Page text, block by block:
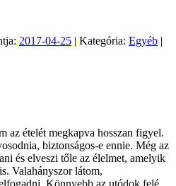
2017-04-25 | Kategória: Egyéb |
az ételét megkapva hosszan figyel.
biztonságos-e ennie. Még az
és elveszi tőle az élelmet, amelyik
Valahányszor látom,
Könnyebb az utódok felé